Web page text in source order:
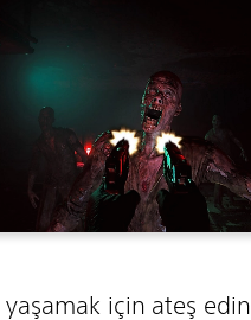
yaşamak için ateş edin